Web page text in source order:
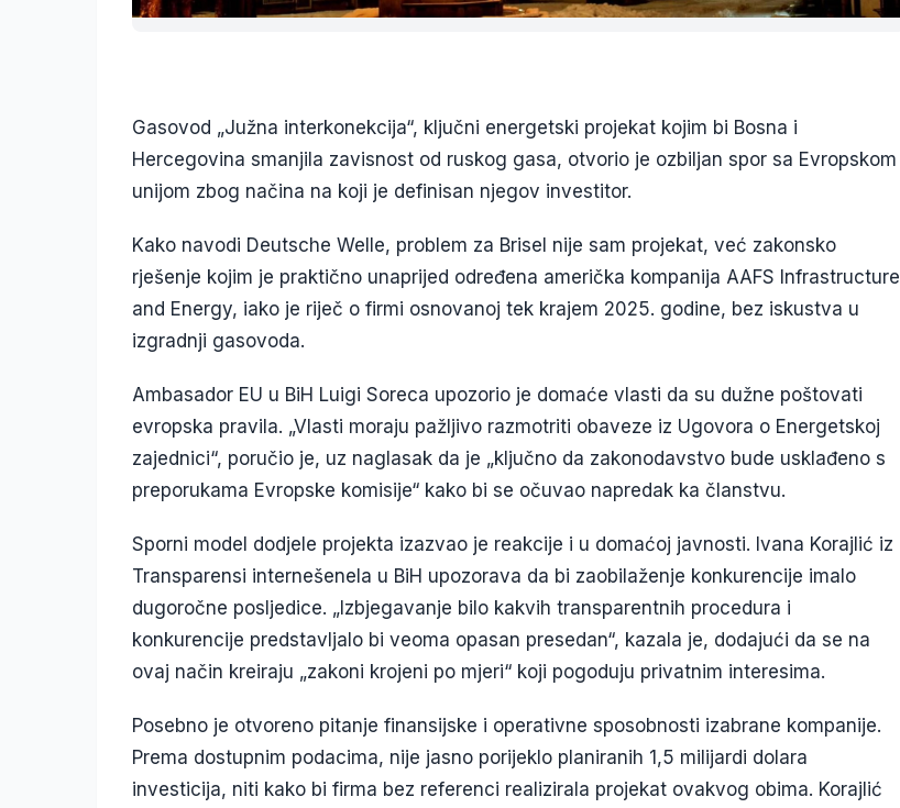
Gasovod „Južna interkonekcija“, ključni energetski projekat kojim bi Bosna i
Hercegovina smanjila zavisnost od ruskog gasa, otvorio je ozbiljan spor sa Evropskom
unijom zbog načina na koji je definisan njegov investitor.
Kako navodi Deutsche Welle, problem za Brisel nije sam projekat, već zakonsko
rješenje kojim je praktično unaprijed određena američka kompanija AAFS Infrastructure
and Energy, iako je riječ o firmi osnovanoj tek krajem 2025. godine, bez iskustva u
izgradnji gasovoda.
Ambasador EU u BiH Luigi Soreca upozorio je domaće vlasti da su dužne poštovati
evropska pravila. „Vlasti moraju pažljivo razmotriti obaveze iz Ugovora o Energetskoj
zajednici“, poručio je, uz naglasak da je „ključno da zakonodavstvo bude usklađeno s
preporukama Evropske komisije“ kako bi se očuvao napredak ka članstvu.
Sporni model dodjele projekta izazvao je reakcije i u domaćoj javnosti. Ivana Korajlić iz
Transparensi internešenela u BiH upozorava da bi zaobilaženje konkurencije imalo
dugoročne posljedice. „Izbjegavanje bilo kakvih transparentnih procedura i
konkurencije predstavljalo bi veoma opasan presedan“, kazala je, dodajući da se na
ovaj način kreiraju „zakoni krojeni po mjeri“ koji pogoduju privatnim interesima.
Posebno je otvoreno pitanje finansijske i operativne sposobnosti izabrane kompanije.
Prema dostupnim podacima, nije jasno porijeklo planiranih 1,5 milijardi dolara
investicija, niti kako bi firma bez referenci realizirala projekat ovakvog obima. Korajlić